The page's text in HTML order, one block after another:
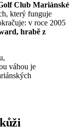
Club Mariánské
který funguje
v roce 2005
hrabě z
váhou je